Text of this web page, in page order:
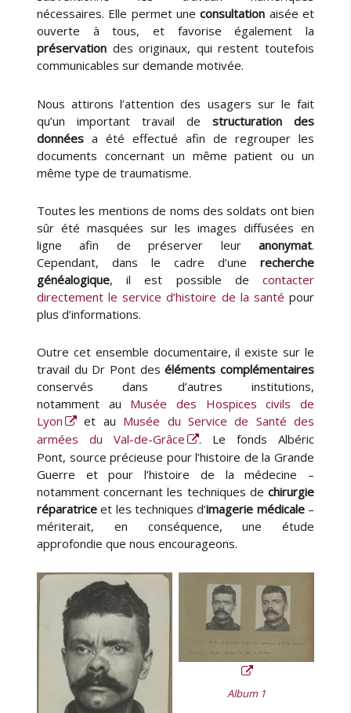
nécessaires. Elle permet uneconsultation aisée et
ouverte à tous, et favorise également la
préservation des originaux, qui restent toutefois
communicables sur demande motivée.
Nous attirons l’attention des usagers sur le fait
qu’un important travail de structuration des
données a été effectué afin de regrouper les
documents concernant un même patient ou un
même type de traumatisme.
Toutes les mentions de noms des soldats ont bien
sûr été masquées sur les images diffusées en
ligne afin de préserver leur anonymat.
Cependant, dans le cadre d’une recherche
généalogique, il est possible de contacter
directement le service d’histoire de la santé pour
plus d’informations.
Outre cet ensemble documentaire, il existe sur le
travail du Dr Pont deséléments complémentaires
conservés dans d’autres institutions,
notamment au Musée des Hospices civils de
Lyon
et au Musée du Service de Santé des
armées du Val-de-Grâce
. Le fonds Albéric
Pont, source précieuse pour l’histoire de la Grande
Guerre et pour l’histoire de la médecine –
notamment concernant les techniques de chirurgie
réparatrice et les techniques d’imagerie médicale–
mériterait, en conséquence, une étude
approfondie que nous encourageons.
Album 1